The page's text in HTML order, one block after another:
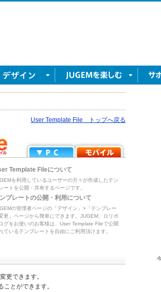
User Template File トップへ戻る
Template Fileについて
を利用しているユーザーの方々が作成したテン
ートを公開・共有するページです。
プレートの公開・利用について
の管理者ページの「デザイン」>「テンプレー
更」ページから簡単にできます。JUGEM、ロリポ
グをお使いのお客様は、User Template Fileで公開
ているテンプレートを自由にご利用頂けます。
更できます。
とができます。